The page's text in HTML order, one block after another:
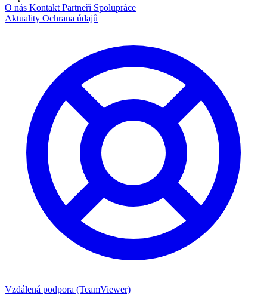
O nás Kontakt Partneři Spolupráce
Aktuality Ochrana údajů
Vzdálená podpora (TeamViewer)